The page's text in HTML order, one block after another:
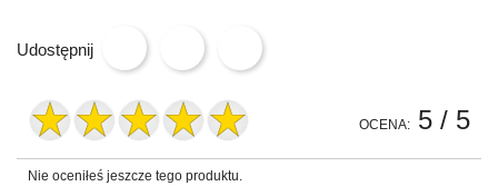
Udostępnij
OCENA: 5 / 5
Nie oceniłeś jeszcze tego produktu.